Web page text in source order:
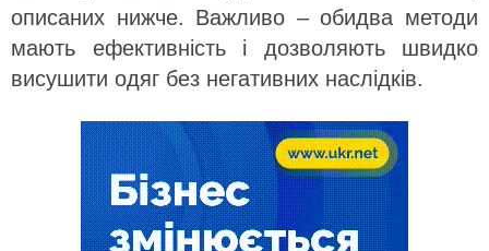
описаних нижче. Важливо – обидва методи
мають ефективність і дозволяють швидко
висушити одяг без негативних наслідків.